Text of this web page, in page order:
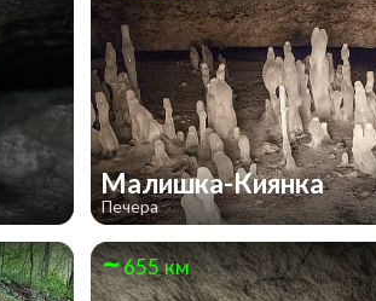
Малишка-Киянка
Печера
655 км